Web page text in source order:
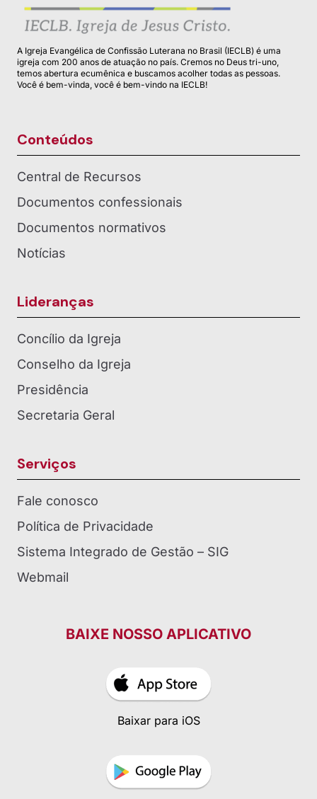
A Igreja Evangélica de Confissão Luterana no Brasil (IECLB) é uma
igreja com 200 anos de atuação no país. Cremos no Deus tri-uno,
temos abertura ecumênica e buscamos acolher todas as pessoas.
Você é bem-vinda, você é bem-vindo na IECLB!
Conteúdos
Central de Recursos
Documentos confessionais
Documentos normativos
Notícias
Lideranças
Concílio da Igreja
Conselho da Igreja
Presidência
Secretaria Geral
Serviços
Fale conosco
Política de Privacidade
Sistema Integrado de Gestão – SIG
Webmail
BAIXE NOSSO APLICATIVO
Baixar para iOS